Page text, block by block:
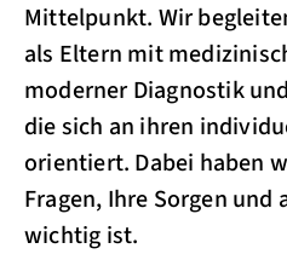
Mittelpunkt. Wir
als Eltern mit
moderner Diagnostik
die sich an ihren
orientiert. Dabei haben
Fragen, Ihre Sorgen und
wichtig ist.